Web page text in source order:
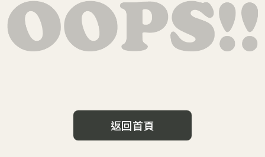
返回首頁